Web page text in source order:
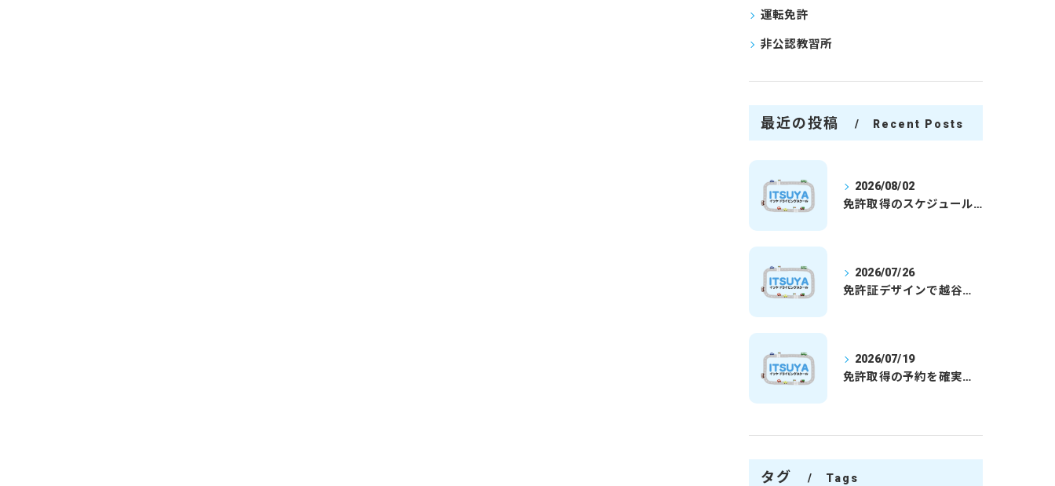
運転免許
非公認教習所
最近の投稿 Recent Posts
2026/08/02
免許取得のスケジュールを徹底解説学生社会人の通学合宿別プランで最短取得のコツ
2026/07/26
免許証デザインで越谷市愛を表現する埼玉県さいたま市越谷市の免許取得完全ガイド
2026/07/19
免許取得の予約を確実に取るための最新ガイドと一発試験合格の実践法
タグ Tags